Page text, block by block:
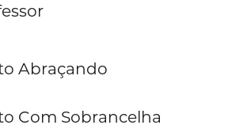
Abraçando
Com Sobrancelha